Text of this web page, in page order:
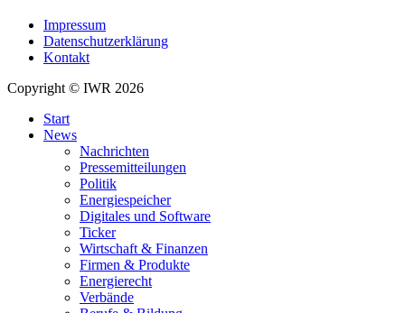
Impressum
Datenschutzerklärung
Kontakt
Copyright © IWR 2026
Start
News
Nachrichten
Pressemitteilungen
Politik
Energiespeicher
Digitales und Software
Ticker
Wirtschaft & Finanzen
Firmen & Produkte
Energierecht
Verbände